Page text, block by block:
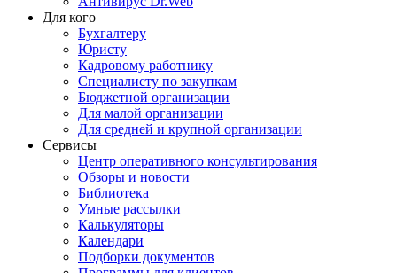
Для кого
Бухгалтеру
Юристу
Кадровому работнику
Специалисту по закупкам
Бюджетной организации
Для малой организации
Для средней и крупной организации
Сервисы
Центр оперативного консультирования
Обзоры и новости
Библиотека
Умные рассылки
Калькуляторы
Календари
Подборки документов